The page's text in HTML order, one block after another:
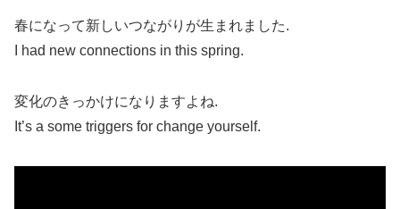
春になって新しいつながりが生まれました.
I had new connections in this spring.
変化のきっかけになりますよね.
It’s a some triggers for change yourself.